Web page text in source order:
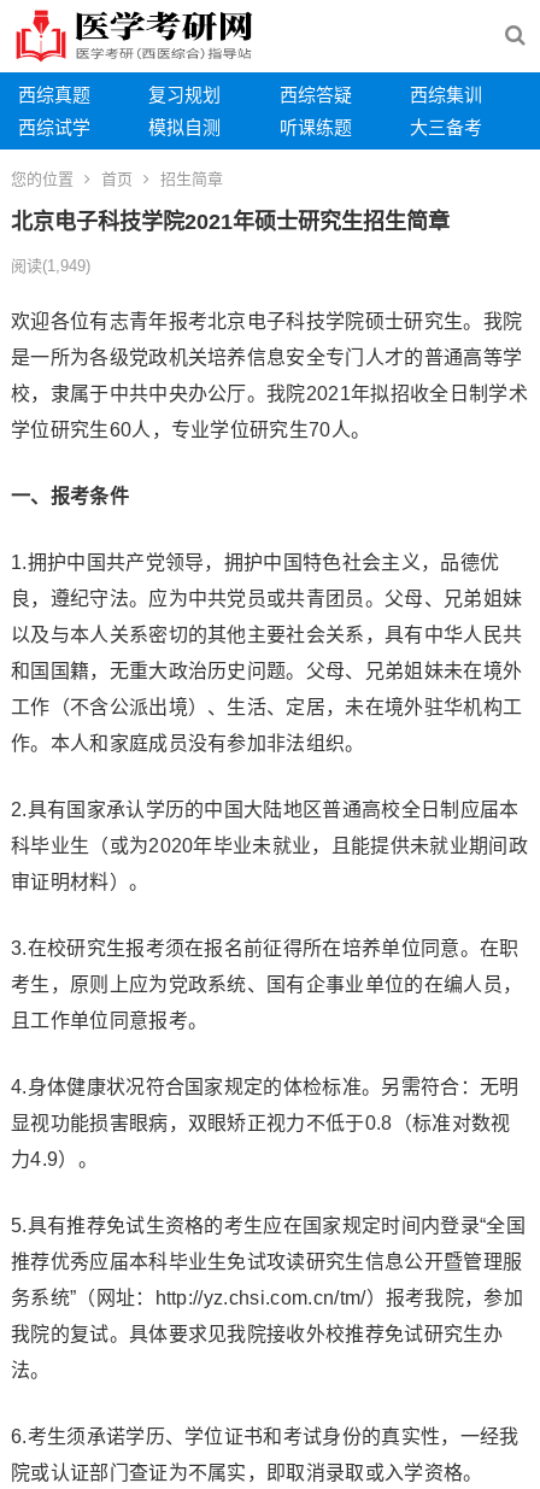
西综真题 复习规划 西综答疑
西综集训
西综试学
模拟自测 听课练题 大三备考
您的位置 首页 招生简章
北京电子科技学院2021年硕士研究生招生简章
阅读(1,949)
欢迎各位有志青年报考北京电子科技学院硕士研究生。我院
是一所为各级党政机关培养信息安全专门人才的普通高等学
校，隶属于中共中央办公厅。我院2021年拟招收全日制学术
学位研究生60人，专业学位研究生70人。
一、报考条件
1.拥护中国共产党领导，拥护中国特色社会主义，品德优
良，遵纪守法。应为中共党员或共青团员。父母、兄弟姐妹
以及与本人关系密切的其他主要社会关系，具有中华人民共
和国国籍，无重大政治历史问题。父母、兄弟姐妹未在境外
工作（不含公派出境）、生活、定居，未在境外驻华机构工
作。本人和家庭成员没有参加非法组织。
2.具有国家承认学历的中国大陆地区普通高校全日制应届本
科毕业生（或为2020年毕业未就业，且能提供未就业期间政
审证明材料）。
3.在校研究生报考须在报名前征得所在培养单位同意。在职
考生，原则上应为党政系统、国有企事业单位的在编人员，
且工作单位同意报考。
4.身体健康状况符合国家规定的体检标准。另需符合：无明
显视功能损害眼病，双眼矫正视力不低于0.8（标准对数视
力4.9）。
5.具有推荐免试生资格的考生应在国家规定时间内登录“全国
推荐优秀应届本科毕业生免试攻读研究生信息公开暨管理服
务系统”（网址：http://yz.chsi.com.cn/tm/）报考我院，参加
我院的复试。具体要求见我院接收外校推荐免试研究生办
法。
6.考生须承诺学历、学位证书和考试身份的真实性，一经我
院或认证部门查证为不属实，即取消录取或入学资格。